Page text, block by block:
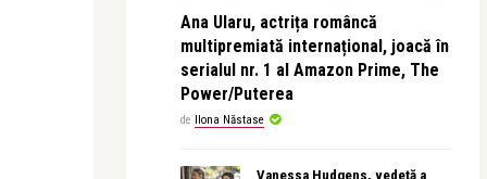
Ana Ularu, actrița româncă
multipremiată internațional, joacă în
serialul nr. 1 al Amazon Prime, The
Power/Puterea
de Ilona Năstase
Vanessa Hudgens, vedetă a